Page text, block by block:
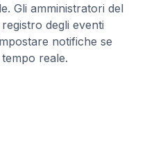
Gli amministratori del
degli eventi
notifiche se
reale.